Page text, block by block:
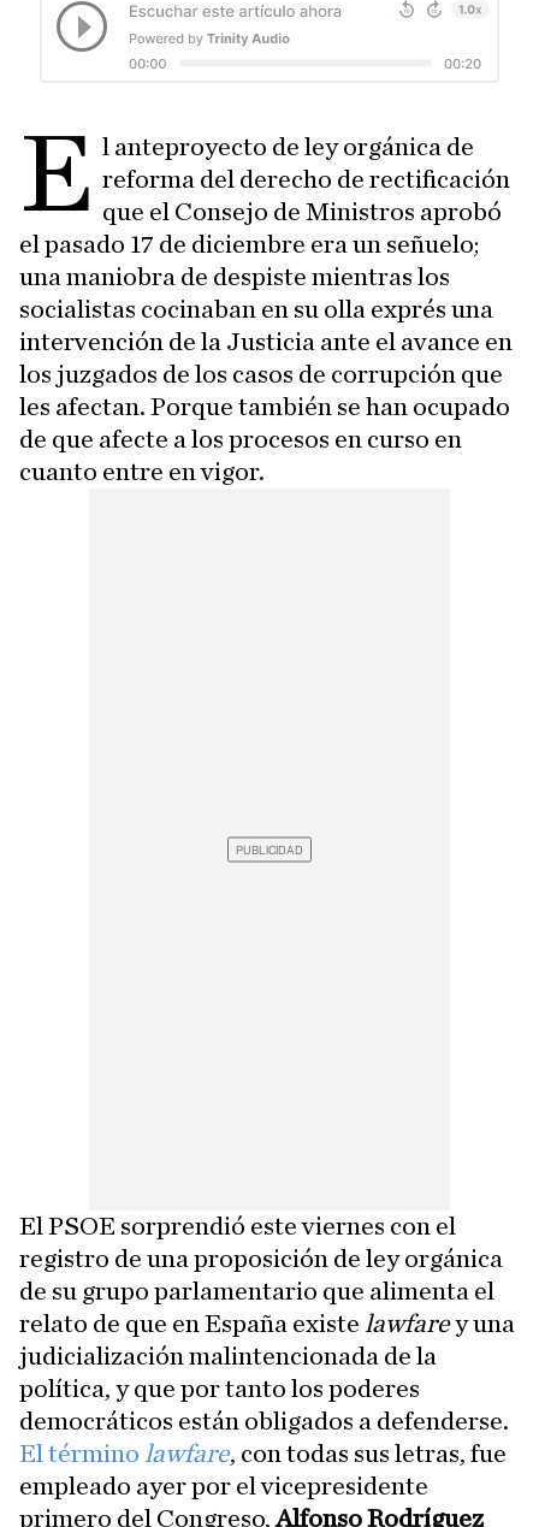
E l anteproyecto de ley orgánica de
reforma del derecho de rectificación
que el Consejo de Ministros aprobó
el pasado 17 de diciembre era un señuelo;
una maniobra de despiste mientras los
socialistas cocinaban en su olla exprés una
intervención de la Justicia ante el avance en
los juzgados de los casos de corrupción que
les afectan. Porque también se han ocupado
de que afecte a los procesos en curso en
cuanto entre en vigor.
El PSOE sorprendió este viernes con el
registro de una proposición de ley orgánica
de su grupo parlamentario que alimenta el
relato de que en España existe lawfarey una
judicialización malintencionada de la
política, y que por tanto los poderes
democráticos están obligados a defenderse.
El término lawfare, con todas sus letras, fue
empleado ayer por el vicepresidente
primero del Congreso,Alfonso Rodríguez